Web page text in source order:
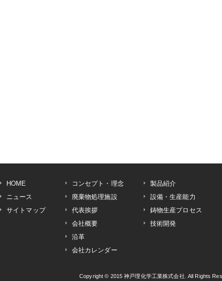
HOME
ニュース
サイトマップ
コンセプト・理念
廃棄物処理施設
代表挨拶
会社概要
沿革
会社カレンダー
製品紹介
設備・生産能力
鋳物生産プロセス
技術開発
Copyright © 2015神戸理化学工業株式会社 . All Rights